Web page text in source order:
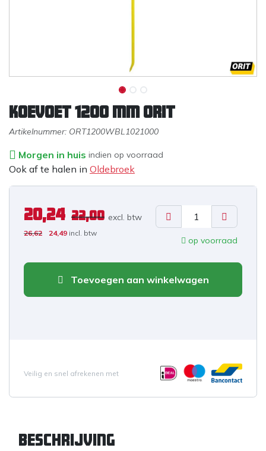
Koevoet 1200 mm ORIT
Artikelnummer: ORT1200WBL1021000
Morgen in huis indien op voorraad
Ook af te halen in Oldebroek
20,24 22,00 excl. btw
26,62 24,49 incl. btw
op voorraad
Toevoegen aan winkelwagen
Veilig en snel afrekenen met
Beschrijving